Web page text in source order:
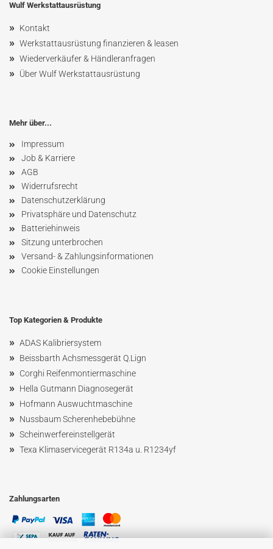
Wulf Werkstattausrüstung
» Kontakt
» Werkstattausrüstung finanzieren & leasen
» Wiederverkäufer & Händleranfragen
» Über Wulf Werkstattausrüstung
Mehr über...
Impressum
Job & Karriere
AGB
Widerrufsrecht
Datenschutzerklärung
Privatsphäre und Datenschutz
Batteriehinweis
Sitzung unterbrochen
Versand- & Zahlungsinformationen
Cookie Einstellungen
Top Kategorien & Produkte
» ADAS Kalibriersystem
» Beissbarth Achsmessgerät Q.Lign
» Corghi Reifenmontiermaschine
» Hella Gutmann Diagnosegerät
» Hofmann Auswuchtmaschine
» NussbaumScherenhebebühne
» Scheinwerfereinstellgerät
» Texa Klimaservicegerät R134a u. R1234yf
Zahlungsarten